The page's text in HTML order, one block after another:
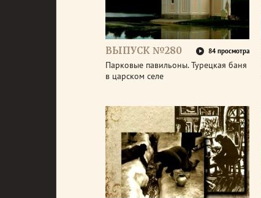
ВЫПУСК №280 84 просмотра
Парковые павильоны. Турецкая баня
в царском селе